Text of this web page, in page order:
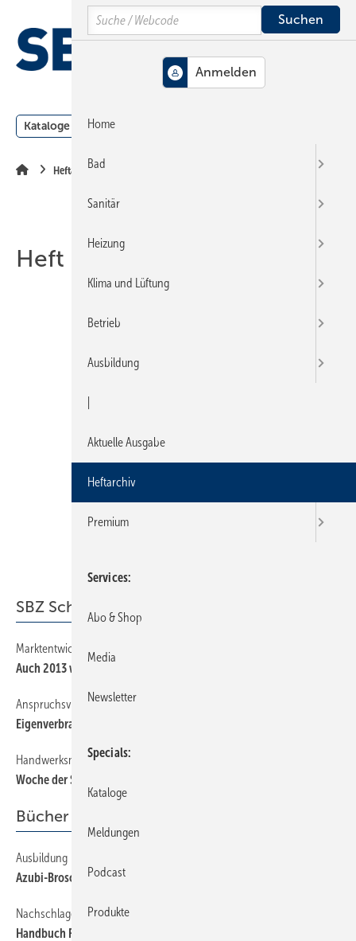
Hauptinhalt
Hauptmenü
SiteSearch
Kataloge Meldungen
Heftarchiv
Heft 07-2013
SBZ Schwerpunkt
Marktentwicklung Solartechnik
Auch 2013 wird die Sonne über der Branche scheinen
Anspruchsvolle Projekte nehmen zu
Eigenverbrauch ist die Zukunft
Handwerksmarketing
Woche der Sonne
Bücher + Medien
Ausbildung
Azubi-Broschüre
Nachschlagewerk
Handbuch Feuerungstechnik
Search
Home
Bad
Sanitär
Heizung
Klima und Lüftung
Betrieb
Ausbildung
Aktuelle Ausgabe
Heftarchiv
Premium
Services
Abo & Shop
Media
Newsletter
Specials
Kataloge
Meldungen
Podcast
Produkte